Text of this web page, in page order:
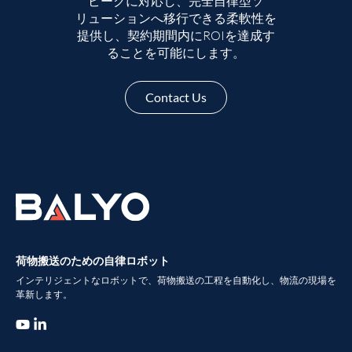
リューションへ移行できる柔軟性を
提供し、契約期間内にROIを達成す
ることを可能にします。
Contact Us
荷物搬送のための自律ロボット
インテリジェントなロボットで、荷物搬送の工程を自動化し、物流の現場を
革新します。